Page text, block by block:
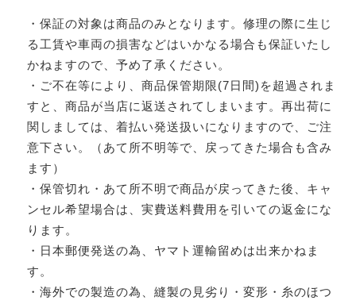
・保証の対象は商品のみとなります。修理の際に生じ
る工賃や車両の損害などはいかなる場合も保証いたし
かねますので、予め了承ください。
・ご不在等により、商品保管期限(7日間)を超過されま
すと、商品が当店に返送されてしまいます。再出荷に
関しましては、着払い発送扱いになりますので、ご注
意下さい。（あて所不明等で、戻ってきた場合も含み
ます）
・保管切れ・あて所不明で商品が戻ってきた後、キャ
ンセル希望場合は、実費送料費用を引いての返金にな
ります。
・日本郵便発送の為、ヤマト運輸留めは出来かねま
す。
・海外での製造の為、縫製の見劣り・変形・糸のほつ